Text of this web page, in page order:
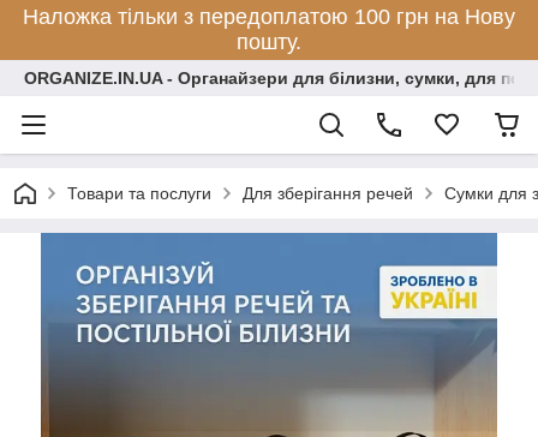
Наложка тільки з передоплатою 100 грн на Нову
пошту.
ORGANIZE.IN.UA - Органайзери для білизни, сумки, для
Товари та послуги Для зберігання речей Сумки для